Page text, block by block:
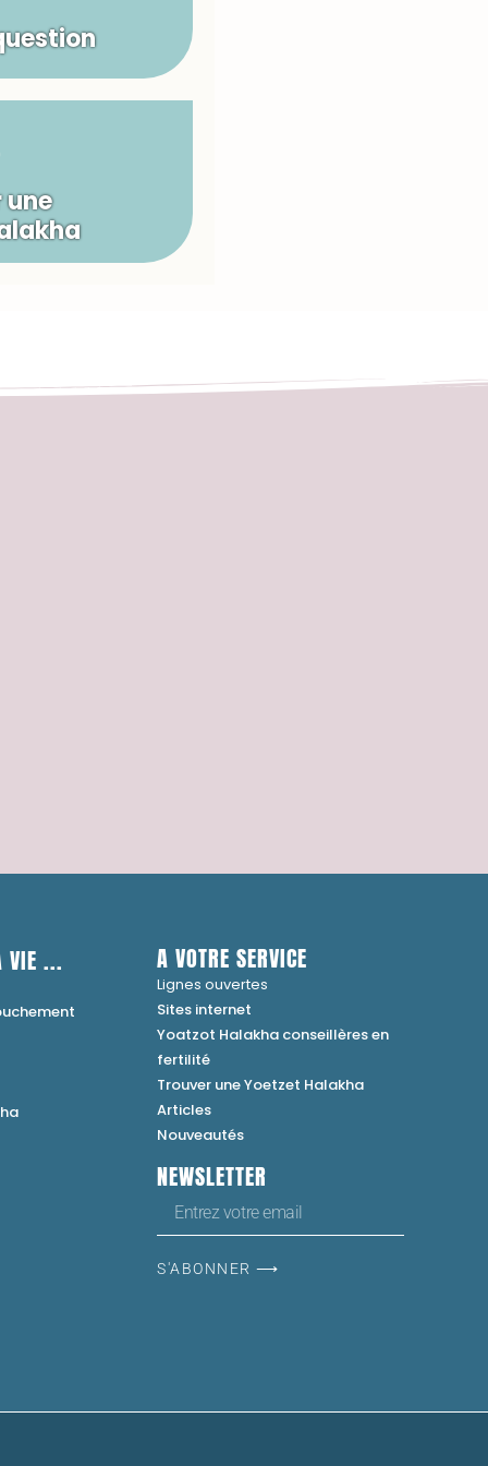
une
VIE ... A VOTRE SERVICE
Lignes ouvertes
Sites internet
Yoatzot Halakha conseillères en
fertilité
Trouver une Yoetzet Halakha
Articles
Nouveautés
NEWSLETTER
S'ABONNER ⟶